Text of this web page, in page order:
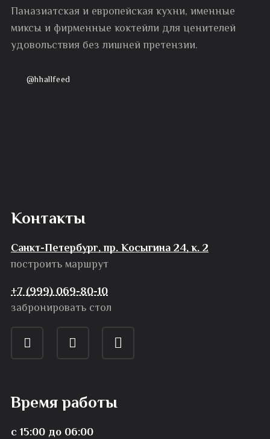
Паназиатская и европейская кухни, именные
миксы и фирменные коктейли для ценителей
удовольствия без лишней претензии.
@hhallfeed
Контакты
Санкт-Петербург, пр. Косыгина 24, к. 2
построить маршрут
+7 (999) 069-80-10
забронировать стол
Время работы
с 15:00 до 06:00